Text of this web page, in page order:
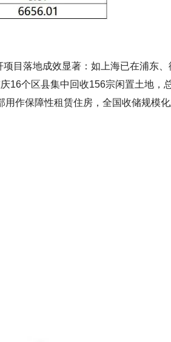
项目落地成效显著：如上海已在浦东、
16个区县集中回收156宗闲置土地，
用作保障性租赁住房 ，全国收储规模